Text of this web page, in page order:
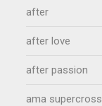
after
after love
after passion
ama supercross